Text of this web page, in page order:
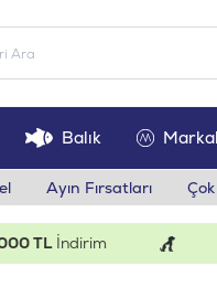
Balık
Ayın Fırsatları
İndirim